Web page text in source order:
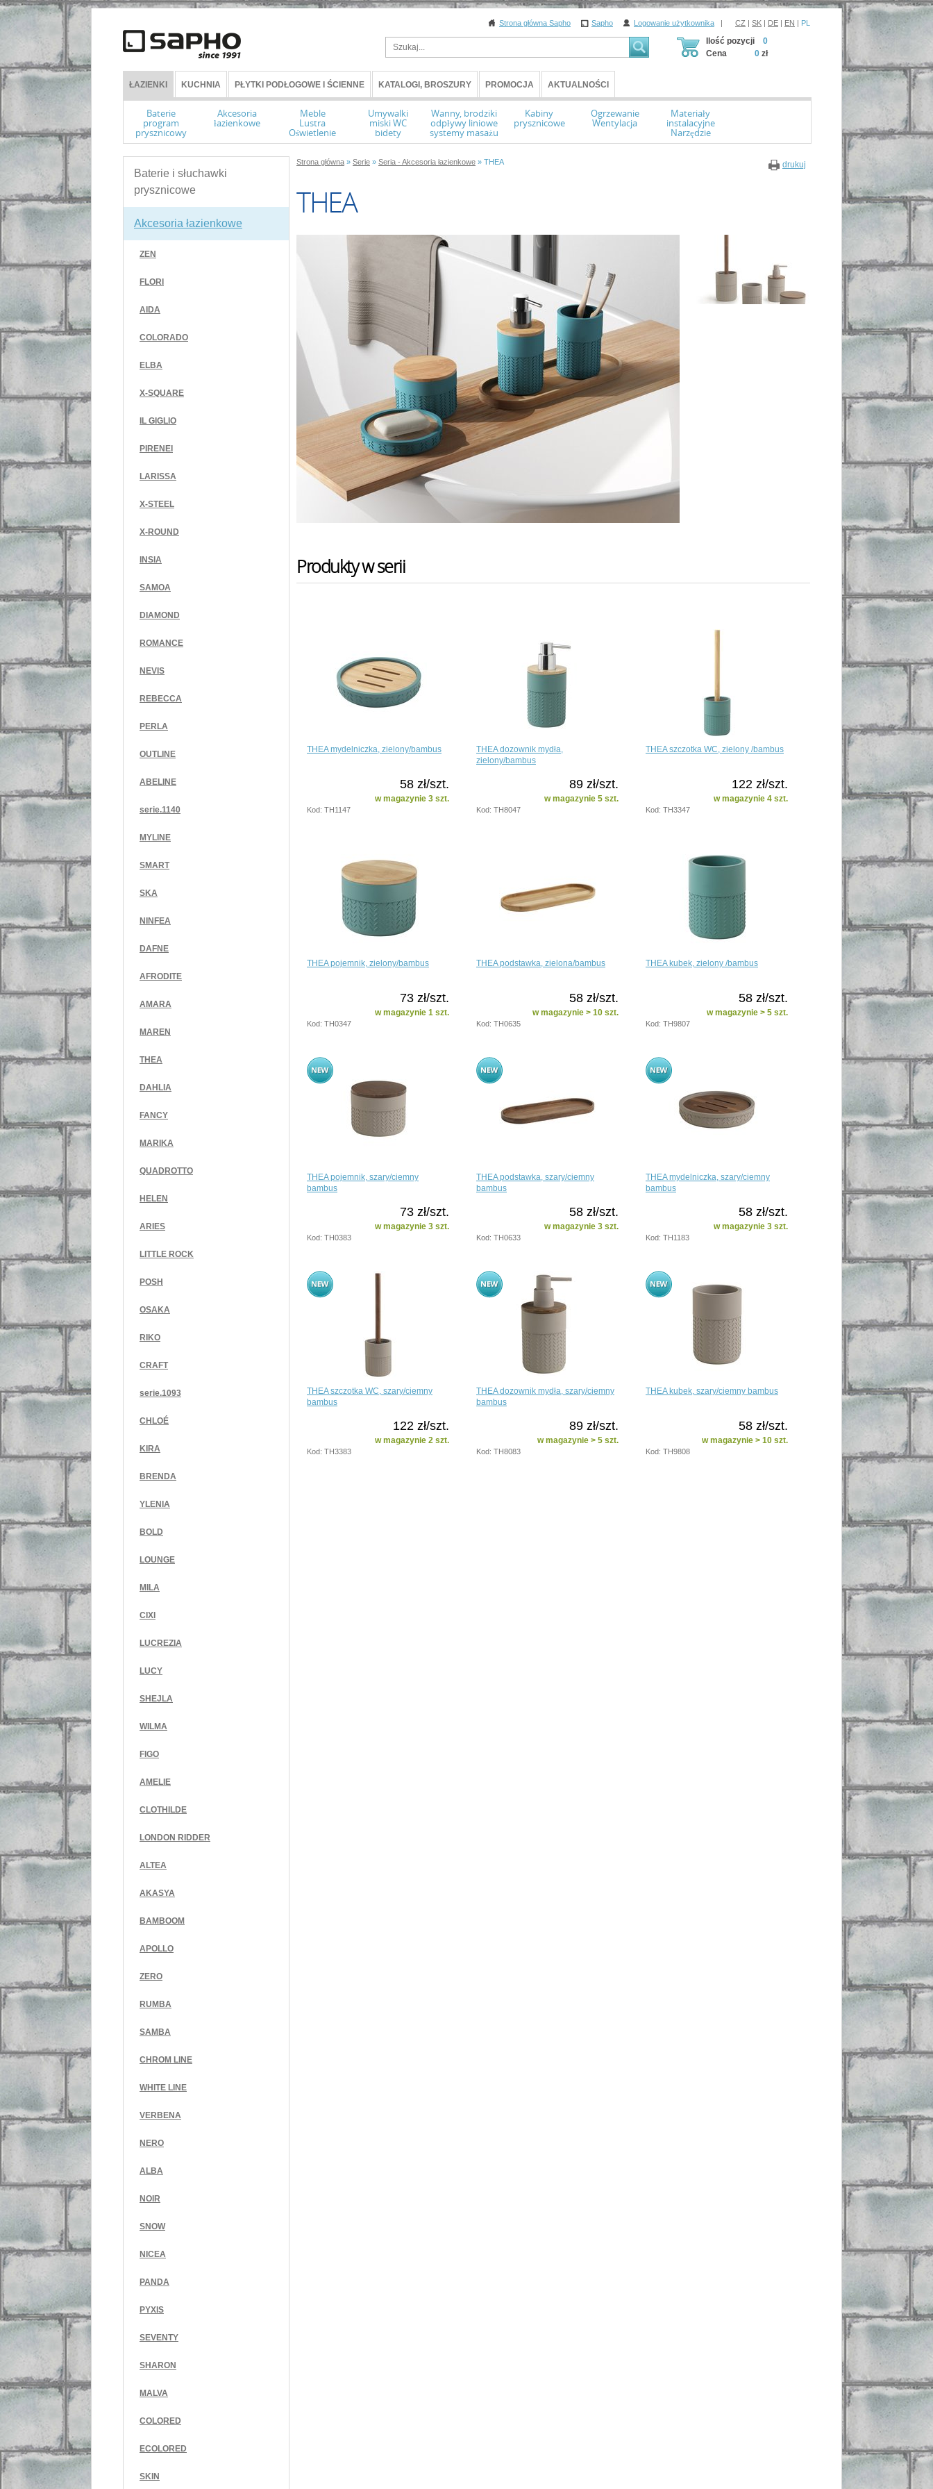
Strona główna Sapho Sapho Logowanie użytkownika | CZ | SK | DE | EN | PL
Ilość pozycji
Cena
0
0 zł
ŁAZIENKI KUCHNIA PŁYTKI PODŁOGOWE I ŚCIENNE KATALOGI, BROSZURY PROMOCJA AKTUALNOŚCI
Baterie
program
prysznicowy
Akcesoria
łazienkowe
Meble
Lustra
Oświetlenie
Umywalki
miski WC
bidety
Wanny, brodziki
odpływy liniowe
systemy masażu
Kabiny
prysznicowe
Ogrzewanie
Wentylacja
Materiały
instalacyjne
Narzędzie
Baterie i słuchawki
prysznicowe
Akcesoria łazienkowe
ZEN
FLORI
AIDA
COLORADO
ELBA
X-SQUARE
IL GIGLIO
PIRENEI
LARISSA
X-STEEL
X-ROUND
INSIA
SAMOA
DIAMOND
ROMANCE
NEVIS
REBECCA
PERLA
OUTLINE
ABELINE
serie.1140
MYLINE
SMART
SKA
NINFEA
DAFNE
AFRODITE
AMARA
MAREN
THEA
DAHLIA
FANCY
MARIKA
QUADROTTO
HELEN
ARIES
LITTLE ROCK
POSH
OSAKA
RIKO
CRAFT
serie.1093
CHLOÉ
KIRA
BRENDA
YLENIA
BOLD
LOUNGE
MILA
CIXI
LUCREZIA
LUCY
SHEJLA
WILMA
FIGO
AMELIE
CLOTHILDE
LONDON RIDDER
ALTEA
AKASYA
BAMBOOM
APOLLO
ZERO
RUMBA
SAMBA
CHROM LINE
WHITE LINE
VERBENA
NERO
ALBA
NOIR
SNOW
NICEA
PANDA
PYXIS
SEVENTY
SHARON
MALVA
COLORED
ECOLORED
SKIN
drukuj
Strona główna » Serie » Seria - Akcesoria łazienkowe » THEA
THEA
Produkty w serii
THEA mydelniczka, zielony/bambus
58 zł/szt.
w magazynie 3 szt.
Kod: TH1147
THEA dozownik mydła,
zielony/bambus
89 zł/szt.
w magazynie 5 szt.
Kod: TH8047
THEA szczotka WC, zielony /bambus
122 zł/szt.
w magazynie 4 szt.
Kod: TH3347
THEA pojemnik, zielony/bambus
73 zł/szt.
w magazynie 1 szt.
Kod: TH0347
THEA podstawka, zielona/bambus
58 zł/szt.
w magazynie > 10 szt.
Kod: TH0635
THEA kubek, zielony /bambus
58 zł/szt.
w magazynie > 5 szt.
Kod: TH9807
THEA pojemnik, szary/ciemny
bambus
73 zł/szt.
w magazynie 3 szt.
Kod: TH0383
THEA podstawka, szary/ciemny
bambus
58 zł/szt.
w magazynie 3 szt.
Kod: TH0633
THEA mydelniczka, szary/ciemny
bambus
58 zł/szt.
w magazynie 3 szt.
Kod: TH1183
THEA szczotka WC, szary/ciemny
bambus
122 zł/szt.
w magazynie 2 szt.
Kod: TH3383
THEA dozownik mydła, szary/ciemny
bambus
89 zł/szt.
w magazynie > 5 szt.
Kod: TH8083
THEA kubek, szary/ciemny bambus
58 zł/szt.
w magazynie > 10 szt.
Kod: TH9808